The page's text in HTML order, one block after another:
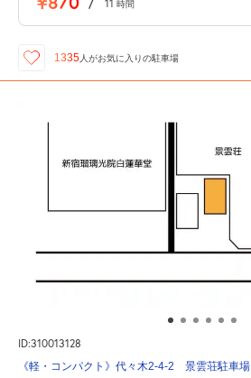
/ 11 時間
1335 人がお気に入りの駐車場
ID:310013128
《軽・コンパクト》代々木2-4-2 景雲荘駐車場